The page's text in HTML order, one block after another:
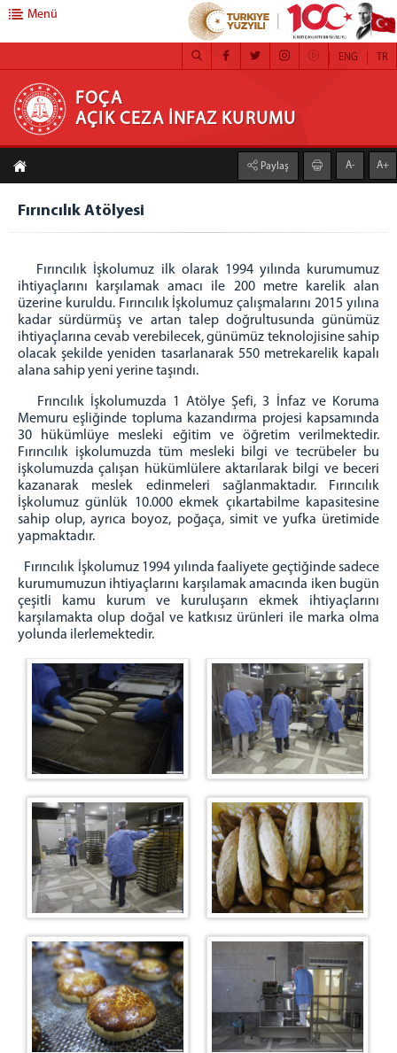
FOÇA AÇIK CEZA İNFAZ KURUMU
Anasayfa
Kurum Müdürü
Ambar Birimi
Emanet Para/Eşya Birimi
Gözetim ve Güvenlik Birimi
Mektup Okuma Birimi
İnfaz Kalemi Birimi
Psiko-Sosyal Servis
Sağlık Birimi
İşyurdu Birimler
İşyurdu Birimi
İşyurdu İş Kolları
Ağaç İşleme
Arıcılık
Büyük/Küçükbaş Hayvancılık
Döşeme Atölyesi
Fırıncılık
Metal İşleri
Mobilya Dekorasyon
Süt ve Süt İşleme
Tarım Uygulamaları
Zeytincilik / Zeytin İşleme
İşyurdu Ürünler
Ağaç İşleme Ürünler
Mobilya Dekorasyon Ürünler
Süt İşleme Ürünler
Zeytincilik Ürünler
İşyurtları Ürün Kataloğu
İşyurdu Kantinler
Foça Kantin
Karşıyaka Kantin
Merkez Kantin
Bilgilendirme
Menü
FOÇA
AÇIK CEZA İNFAZ KURUMU
TR
ENG
Paylaş A- A+
Fırıncılık Atölyesi
Fırıncılık İşkolumuz ilk olarak 1994 yılında kurumumuz
ihtiyaçlarını karşılamak amacı ile 200 metre karelik alan
üzerine kuruldu. Fırıncılık İşkolumuz çalışmalarını 2015 yılına
kadar sürdürmüş ve artan talep doğrultusunda günümüz
ihtiyaçlarına cevab verebilecek, günümüz teknolojisine sahip
olacak şekilde yeniden tasarlanarak 550 metrekarelik kapalı
alana sahip yeni yerine taşındı.
Frıncılık İşkolumuzda 1 Atölye Şefi, 3 İnfaz ve Koruma
Memuru eşliğinde topluma kazandırma projesi kapsamında
30 hükümlüye mesleki eğitim ve öğretim verilmektedir.
Fırıncılık işkolumuzda tüm mesleki bilgi ve tecrübeler bu
işkolumuzda çalışan hükümlülere aktarılarak bilgi ve beceri
kazanarak meslek edinmeleri sağlanmaktadır. Fırıncılık
İşkolumuz günlük 10.000 ekmek çıkartabilme kapasitesine
sahip olup, ayrıca boyoz, poğaça, simit ve yufka üretimide
yapmaktadır.
Fırıncılık İşkolumuz 1994 yılında faaliyete geçtiğinde sadece
kurumumuzun ihtiyaçlarını karşılamak amacında iken bugün
çeşitli kamu kurum ve kuruluşarın ekmek ihtiyaçlarını
karşılamakta olup doğal ve katkısız ürünleri ile marka olma
yolunda ilerlemektedir.